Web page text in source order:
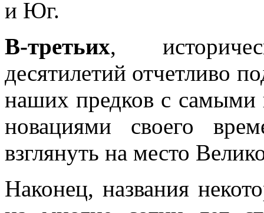
и Юг.
В-третьих,
десятилетий отчетливо
наших предков с самыми
новациями своего
взглянуть на место
Наконец, названия